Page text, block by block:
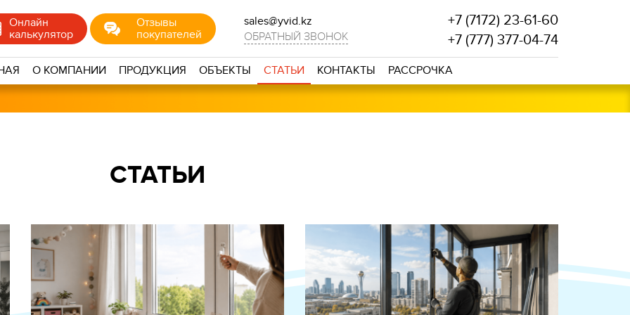
Онлайн
калькулятор
Отзывы
покупателей
sales@yvid.kz
ОБРАТНЫЙ ЗВОНОК
+7 (7172) 23-61-60
+7 (777) 377-04-74
О КОМПАНИИ ПРОДУКЦИЯ ОБЪЕКТЫ СТАТЬИ КОНТАКТЫ
РАССРОЧКА
СТАТЬИ